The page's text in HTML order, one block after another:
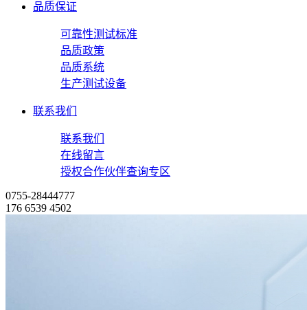
品质保证
可靠性测试标准
品质政策
品质系统
生产测试设备
联系我们
联系我们
在线留言
授权合作伙伴查询专区
0755-28444777
176 6539 4502